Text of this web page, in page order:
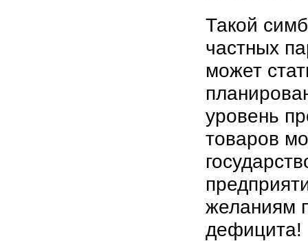
Такой
частных
может
уровень
товаров
желаниям
дефицита!